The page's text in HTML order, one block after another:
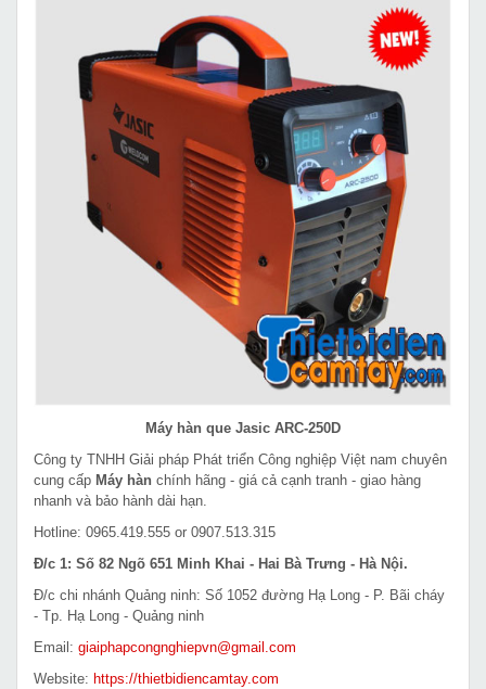
Máy hàn que Jasic ARC-250D
Công ty TNHH Giải pháp Phát triển Công nghiệp Việt nam chuyên
cung cấp Máy hàn chính hãng - giá cả cạnh tranh - giao hàng
nhanh và bảo hành dài hạn.
Hotline: 0965.419.555 or 0907.513.315
Đ/c 1: Số 82 Ngõ 651 Minh Khai - Hai Bà Trưng - Hà Nội.
Đ/c chi nhánh Quảng ninh: Số 1052 đường Hạ Long - P. Bãi cháy
- Tp. Hạ Long - Quảng ninh
Email: giaiphapcongnghiepvn@gmail.com
Website: https://thietbidiencamtay.com